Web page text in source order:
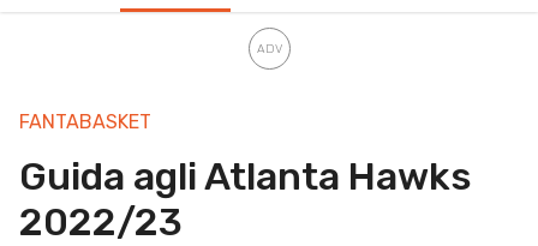
FANTABASKET
Guida agli Atlanta Hawks
2022/23